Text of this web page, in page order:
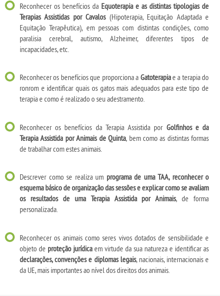
Reconhecer os benefícios da Equoterapia e as distintas tipologias de
Terapias Assistidas por Cavalos(Hipoterapia, Equitação Adaptada e
Equitação Terapêutica), em pessoas com distintas condições, como
paralisia cerebral, autismo, Alzheimer, diferentes tipos de
incapacidades, etc.
Reconhecer os benefícios que proporciona a Gatoterapiae a terapia do
ronrom e identificar quais os gatos mais adequados para este tipo de
terapia e como é realizado o seu adestramento.
Reconhecer os benefícios da Terapia Assistida por Golfinhos e da
Terapia Assistida por Animais de Quinta, bem como as distintas formas
de trabalhar com estes animais.
Descrever como se realiza um programa de uma TAA, reconhecer o
esquema básico de organização das sessões e explicar como se avaliam
os resultados de uma Terapia Assistida por Animais, de forma
personalizada.
Reconhecer os animais como seres vivos dotados de sensibilidade e
objeto de proteção jurídica em virtude da sua natureza e identificar as
declarações, convenções e diplomas legais, nacionais, internacionais e
da UE, mais importantes ao nível dos direitos dos animais.